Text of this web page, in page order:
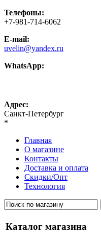
Телефоны:
+7-981-714-6062
E-mail:
uvelin@yandex.ru
WhatsApp:
Адрес:
Санкт-Петербург
*
Главная
О магазине
Контакты
Доставка и оплата
Скидки/Опт
Технология
Каталог магазина